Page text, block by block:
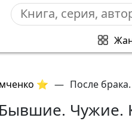
⭐ — После
Чужие.